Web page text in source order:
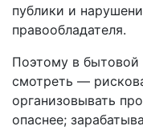
публики и
правообладателя.
Поэтому в бытовой
смотреть —
организовывать
опаснее;